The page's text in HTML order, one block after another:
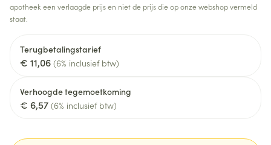
apotheek een verlaagde prijs en niet de prijs die op onze webshop vermeld
staat.
Terugbetalingstarief
€ 11,06 (6% inclusief btw)
Verhoogde tegemoetkoming
€ 6,57 (6% inclusief btw)